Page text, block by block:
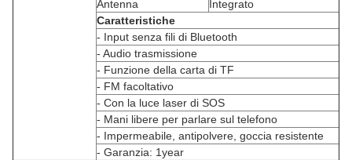
Antenna
Integrato
Caratteristiche
- Input senza fili di Bluetooth
- Audio trasmissione
- Funzione della carta di TF
- FM facoltativo
- Con la luce laser di SOS
- Mani libere per parlare sul telefono
- Impermeabile, antipolvere, goccia resistente
- Garanzia: 1year